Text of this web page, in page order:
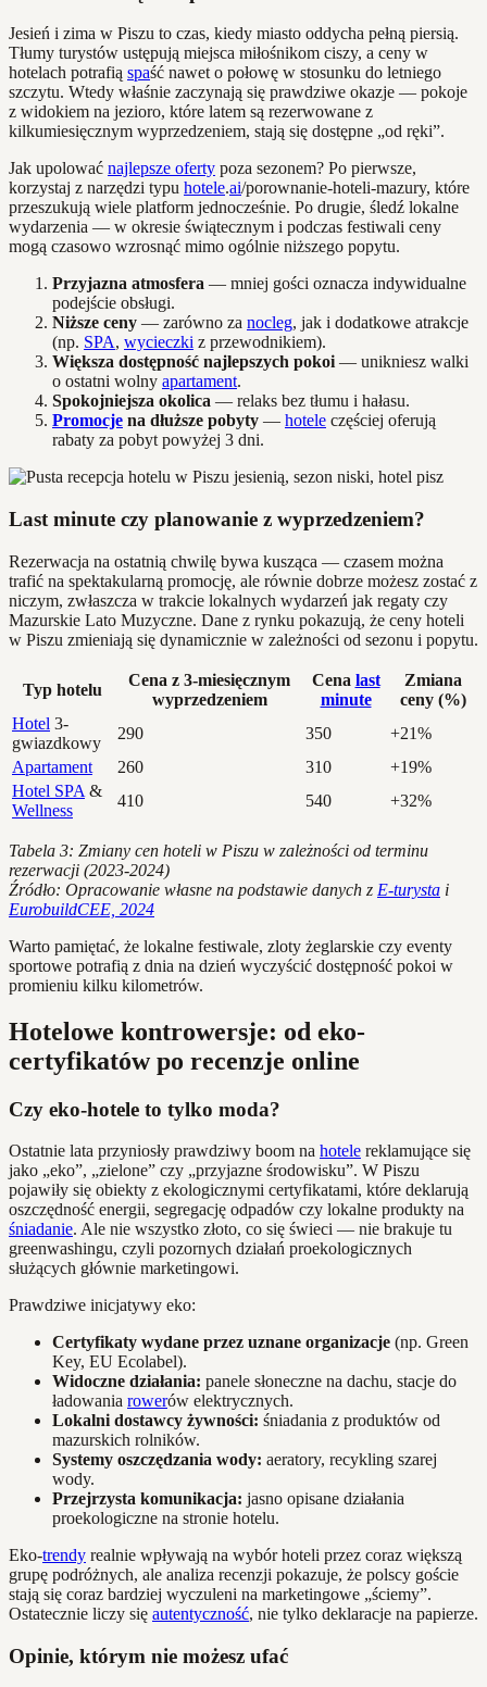
Jesień i zima w Piszu to czas, kiedy miasto oddycha pełną piersią.
Tłumy turystów ustępują miejsca miłośnikom ciszy, a ceny w
hotelach potrafią spaść nawet o połowę w stosunku do letniego
szczytu. Wtedy właśnie zaczynają się prawdziwe okazje — pokoje
z widokiem na jezioro, które latem są rezerwowane z
kilkumiesięcznym wyprzedzeniem, stają się dostępne „od ręki”.
Jak upolować najlepsze oferty poza sezonem? Po pierwsze,
korzystaj z narzędzi typu hotele.ai/porownanie-hoteli-mazury, które
przeszukują wiele platform jednocześnie. Po drugie, śledź lokalne
wydarzenia — w okresie świątecznym i podczas festiwali ceny
mogą czasowo wzrosnąć mimo ogólnie niższego popytu.
Przyjazna atmosfera — mniej gości oznacza indywidualne
podejście obsługi.
Niższe ceny — zarówno za nocleg, jak i dodatkowe atrakcje
(np. SPA, wycieczki z przewodnikiem).
Większa dostępność najlepszych pokoi — unikniesz walki
o ostatni wolny apartament.
Spokojniejsza okolica — relaks bez tłumu i hałasu.
Promocje na dłuższe pobyty — hotele częściej oferują
rabaty za pobyt powyżej 3 dni.
Last minute czy planowanie z wyprzedzeniem?
Rezerwacja na ostatnią chwilę bywa kusząca — czasem można
trafić na spektakularną promocję, ale równie dobrze możesz zostać z
niczym, zwłaszcza w trakcie lokalnych wydarzeń jak regaty czy
Mazurskie Lato Muzyczne. Dane z rynku pokazują, że ceny hoteli
w Piszu zmieniają się dynamicznie w zależności od sezonu i popytu.
Typ hotelu
Cena z 3-miesięcznym
wyprzedzeniem
Cena last
minute
Zmiana
ceny (%)
Hotel 3-
gwiazdkowy
290 350
+21%
Apartament
260 310
+19%
Hotel SPA &
Wellness
410 540 +32%
Tabela 3: Zmiany cen hoteli w Piszu w zależności od terminu
rezerwacji (2023-2024)
Źródło: Opracowanie własne na podstawie danych z E-turysta i
EurobuildCEE, 2024
Warto pamiętać, że lokalne festiwale, zloty żeglarskie czy eventy
sportowe potrafią z dnia na dzień wyczyścić dostępność pokoi w
promieniu kilku kilometrów.
Hotelowe kontrowersje: od eko-
certyfikatów po recenzje online
Czy eko-hotele to tylko moda?
Ostatnie lata przyniosły prawdziwy boom na hotele reklamujące się
jako „eko”, „zielone” czy „przyjazne środowisku”. W Piszu
pojawiły się obiekty z ekologicznymi certyfikatami, które deklarują
oszczędność energii, segregację odpadów czy lokalne produkty na
śniadanie. Ale nie wszystko złoto, co się świeci — nie brakuje tu
greenwashingu, czyli pozornych działań proekologicznych
służących głównie marketingowi.
Prawdziwe inicjatywy eko:
Certyfikaty wydane przez uznane organizacje (np. Green
Key, EU Ecolabel).
Widoczne działania: panele słoneczne na dachu, stacje do
ładowania rowerów elektrycznych.
Lokalni dostawcy żywności: śniadania z produktów od
mazurskich rolników.
Systemy oszczędzania wody: aeratory, recykling szarej
wody.
Przejrzysta komunikacja: jasno opisane działania
proekologiczne na stronie hotelu.
Eko-trendy realnie wpływają na wybór hoteli przez coraz większą
grupę podróżnych, ale analiza recenzji pokazuje, że polscy goście
stają się coraz bardziej wyczuleni na marketingowe „ściemy”.
Ostatecznie liczy się autentyczność, nie tylko deklaracje na papierze.
Opinie, którym nie możesz ufać